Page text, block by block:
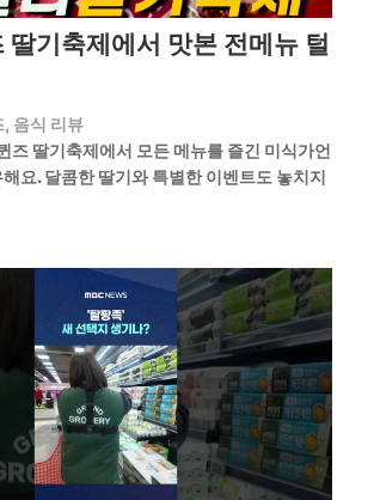
딸기축제에서 맛본 전메뉴 털
, 음식 리뷰
딸기축제에서 모든 메뉴를 즐긴 미식가언
요. 달콤한 딸기와 특별한 이벤트도 놓치지